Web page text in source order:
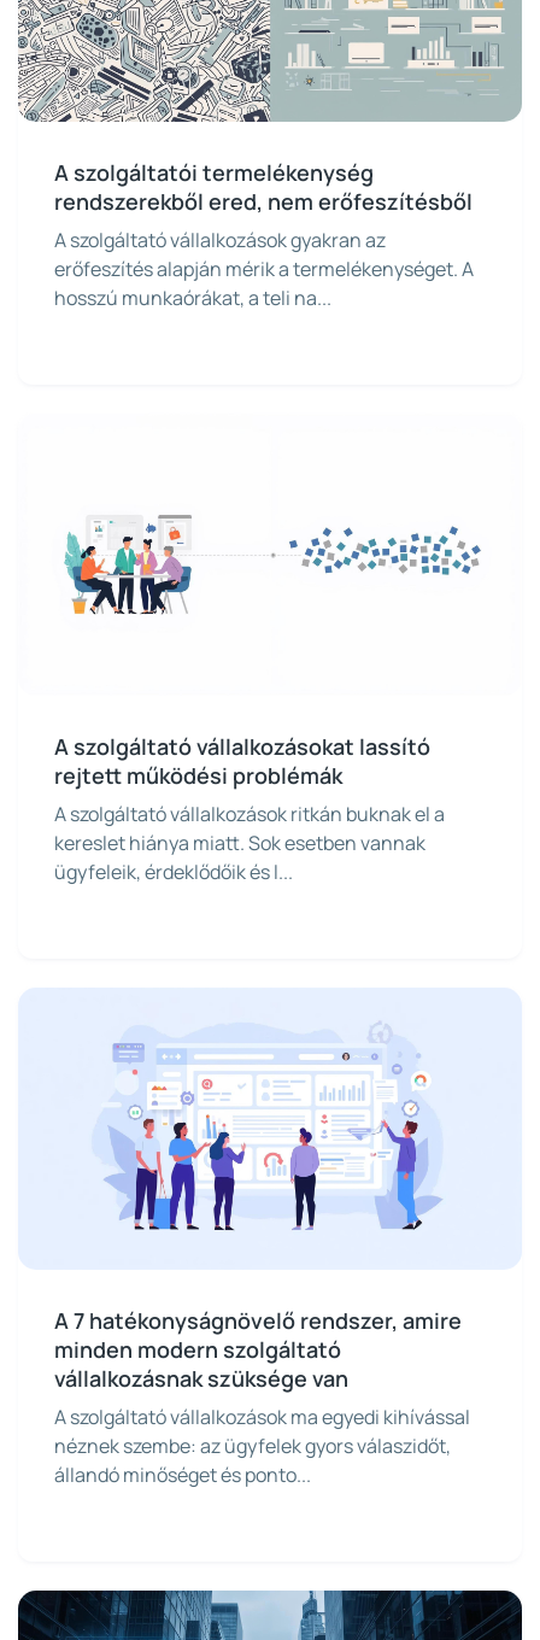
A szolgáltatói termelékenység
rendszerekből ered, nem erőfeszítésből
A szolgáltató vállalkozások gyakran az
erőfeszítés alapján mérik a termelékenységet. A
hosszú munkaórákat, a teli na...
A szolgáltató vállalkozásokat lassító
rejtett működési problémák
A szolgáltató vállalkozások ritkán buknak el a
kereslet hiánya miatt. Sok esetben vannak
ügyfeleik, érdeklődőik és l...
A 7 hatékonyságnövelő rendszer, amire
minden modern szolgáltató
vállalkozásnak szüksége van
A szolgáltató vállalkozások ma egyedi kihívással
néznek szembe: az ügyfelek gyors válaszidőt,
állandó minőséget és ponto...